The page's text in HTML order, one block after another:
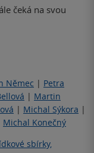
čeká na svou
Němec | Petra
| Martin
| Michal Sýkora |
Michal Konečný
sbírky,